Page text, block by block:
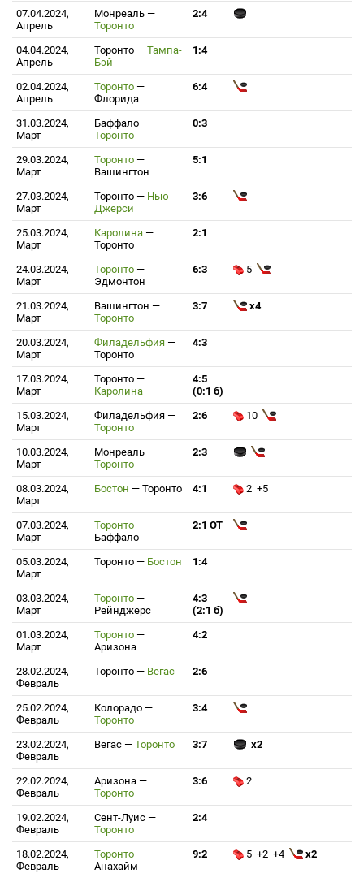
07.04.2024,
Апрель
Монреаль —
Торонто
2:4
04.04.2024,
Апрель
Торонто — Тампа-
Бэй
1:4
02.04.2024,
Апрель
Торонто —
Флорида
6:4
31.03.2024,
Март
Баффало —
Торонто
0:3
29.03.2024,
Март
Торонто —
Вашингтон
5:1
27.03.2024,
Март
Торонто — Нью-
Джерси
3:6
25.03.2024,
Март
Каролина —
Торонто
2:1
24.03.2024,
Март
Торонто —
Эдмонтон
6:3 5
21.03.2024,
Март
Вашингтон —
Торонто
3:7 x4
20.03.2024,
Март
Филадельфия —
Торонто
4:3
17.03.2024,
Март
Торонто —
Каролина
4:5
(0:1 б)
15.03.2024,
Март
Филадельфия —
Торонто
2:6 10
10.03.2024,
Март
Монреаль —
Торонто
2:3
08.03.2024,
Март
Бостон — Торонто 4:1 2 +5
07.03.2024,
Март
Торонто —
Баффало
2:1 ОТ
05.03.2024,
Март
Торонто — Бостон 1:4
03.03.2024,
Март
Торонто —
Рейнджерс
4:3
(2:1 б)
01.03.2024,
Март
Торонто —
Аризона
4:2
28.02.2024,
Февраль
Торонто — Вегас 2:6
25.02.2024,
Февраль
Колорадо —
Торонто
3:4
23.02.2024,
Февраль
Вегас — Торонто 3:7 x2
22.02.2024,
Февраль
Аризона —
Торонто
3:6 2
19.02.2024,
Февраль
Сент-Луис —
Торонто
2:4
18.02.2024,
Февраль
Торонто —
Анахайм
9:2 5 +2 +4 x2